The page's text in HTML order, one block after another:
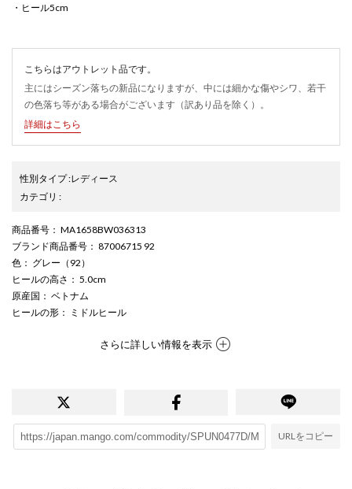
・ヒール5cm
こちらはアウトレット品です。
主にはシーズン落ちの新品になりますが、中には細かな傷やシワ、若干
の色落ち等がある場合がございます（訳あり品を除く）。
詳細はこちら
性別タイプ:レディース
カテゴリ :
商品番号 ： MA1658BW036313
ブランド商品番号 ： 87006715 92
色 ： グレー（92）
ヒールの高さ ： 5.0cm
原産国 ： ベトナム
ヒールの形 ： ミドルヒール
さらに詳しい情報を表示
URLをコピー